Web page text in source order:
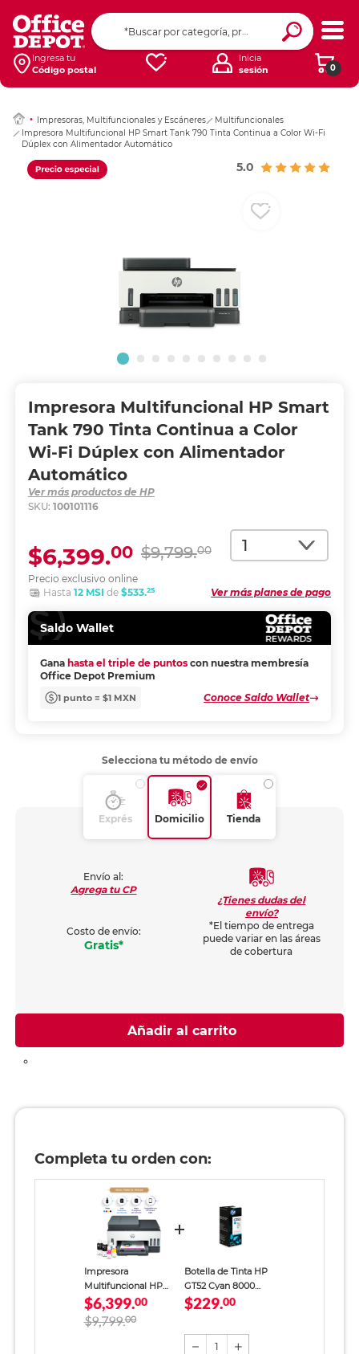
Ingresa tu
Código postal
0
Inicia
sesión
Impresoras, Multifuncionales y Escáneres
Multifuncionales
Impresora Multifuncional HP Smart Tank 790 Tinta Continua a Color Wi-Fi
Dúplex con Alimentador Automático
5.0
Impresora Multifuncional HP Smart
Tank 790 Tinta Continua a Color
Wi-Fi Dúplex con Alimentador
Automático
Ver más productos de HP
SKU: 100101116
Cantidad
Precio exclusivo online
$9,799.00
$6,399.00
Ver más planes de pago
Hasta 12 MSI de $533.25
Saldo Wallet
Gana hasta el triple de puntos con nuestra membresía
Office Depot Premium
1 punto = $1 MXN Conoce Saldo Wallet
Ingresar Codigo
Selecciona tu método de envío
Exprés Domicilio Tienda
Envío al:
Agrega tu CP
Costo de envío:
Gratis*
¿Tienes dudas del
envío?
*El tiempo de entrega
puede variar en las áreas
de cobertura
Añadir al carrito
Completa tu orden con:
Impresora
Multifuncional HP
Smart Tank 790
Tinta Continua a
Color Wi-Fi Dúplex
$6,399.00
$9,799.00
Botella de Tinta HP
GT52 Cyan 8000
páginas
$229.00
1